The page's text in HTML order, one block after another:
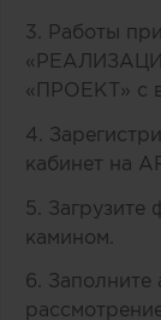
3. Работы
«ПРОЕКТ» с
4.
кабинет на
5. Загрузите
камином.
6. Заполните